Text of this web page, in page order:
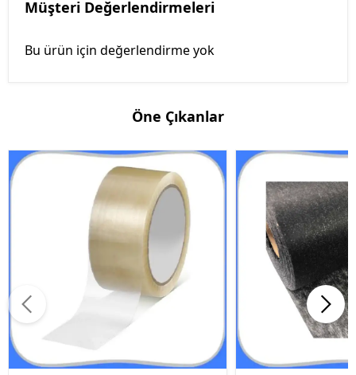
Müşteri Değerlendirmeleri
Bu ürün için değerlendirme yok
Öne Çıkanlar